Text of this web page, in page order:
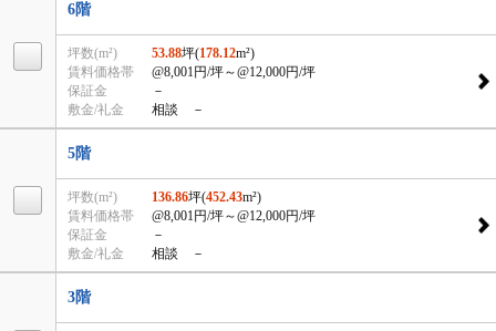
6階
坪数(m²) 53.88坪(178.12m²)
賃料価格帯
@8,001円/坪～@12,000円/坪
保証金
－
敷金/礼金
相談 －
5階
坪数(m²) 136.86坪(452.43m²)
賃料価格帯
@8,001円/坪～@12,000円/坪
保証金
－
敷金/礼金
相談 －
3階